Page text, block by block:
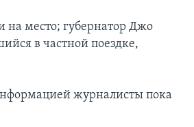
на место; губернатор Джо
в частной поездке,
журналисты пока